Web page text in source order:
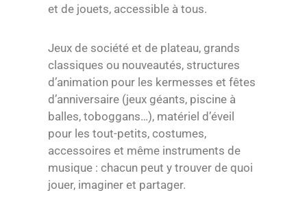
et de jouets, accessible à tous.
Jeux de société et de plateau, grands
classiques ou nouveautés, structures
d’animation pour les kermesses et fêtes
d’anniversaire (jeux géants, piscine à
balles, toboggans…), matériel d’éveil
pour les tout-petits, costumes,
accessoires et même instruments de
musique : chacun peut y trouver de quoi
jouer, imaginer et partager.